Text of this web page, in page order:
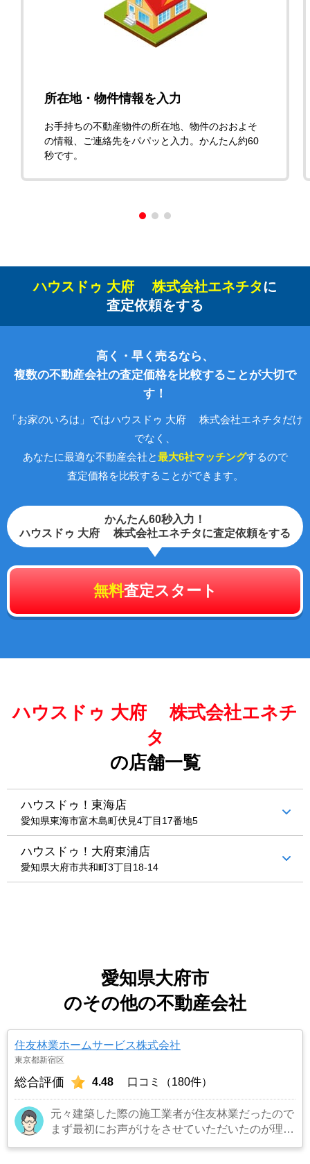
所在地・物件情報を入力
お手持ちの不動産物件の所在地、物件のおおよそ
の情報、ご連絡先をパパッと入力。かんたん約60
秒です。
ハウスドゥ 大府 株式会社エネチタに
査定依頼をする
高く・早く売るなら、
複数の不動産会社の査定価格を比較することが大切で
す！
「お家のいろは」ではハウスドゥ 大府 株式会社エネチタだけ
でなく、
あなたに最適な不動産会社と最大6社マッチングするので
査定価格を比較することができます。
かんたん60秒入力！
ハウスドゥ 大府 株式会社エネチタに査定依頼をする
無料査定スタート
ハウスドゥ 大府 株式会社エネチ
タ
の店舗一覧
ハウスドゥ！東海店
愛知県東海市富木島町伏見4丁目17番地5
ハウスドゥ！大府東浦店
愛知県大府市共和町3丁目18-14
愛知県大府市
のその他の不動産会社
住友林業ホームサービス株式会社
東京都新宿区
総合評価 4.48 口コミ（180件）
元々建築した際の施工業者が住友林業だったので
まず最初にお声がけをさせていただいたのが理由